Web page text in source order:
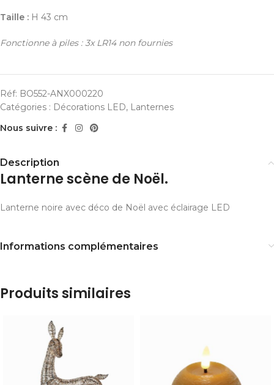
Taille : H 43 cm
Fonctionne à piles : 3x LR14 non fournies
Réf: BO552-ANX000220
Catégories : Décorations LED, Lanternes
Nous suivre :
Description
Lanterne scène de Noël.
Lanterne noire avec déco de Noël avec éclairage LED
Informations complémentaires
Produits similaires